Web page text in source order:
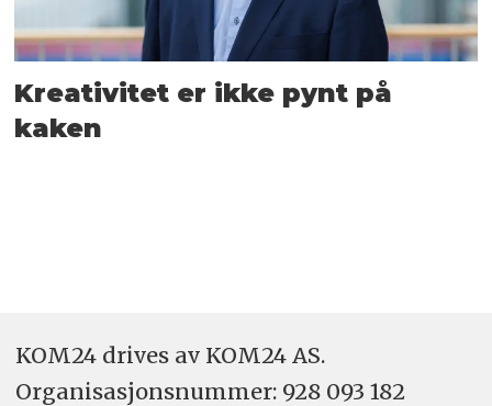
Kreativitet er ikke pynt på
kaken
KOM24 drives av KOM24 AS.
Organisasjons­nummer: 928 093 182